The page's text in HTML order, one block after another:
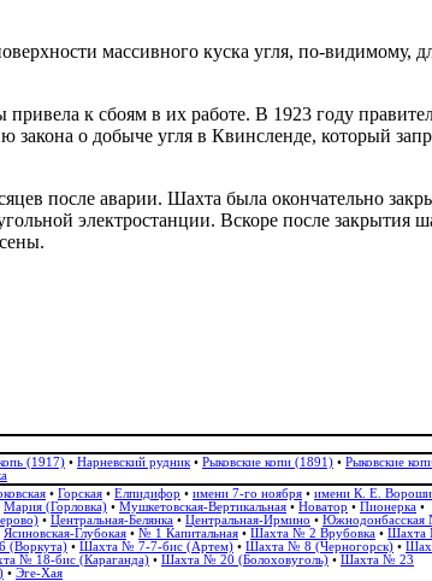
массивного куска угля, по-видимому,
к сбоям в их работе. В 1923 году
о добыче угля в Квинсленде, который
после аварии. Шахта была окончательно
электростанции. Вскоре после закрытия
(1917) • Нарневский рудник • Рыковские копи (1891) • Рыковские
• Горская • Елпидифор • имени 7-го ноября • имени К. Е.
Мария (Горловка) • Мушкетовская-Вертикальная • Новатор • Пионерка •
• Центральная-Белянка • Центральная-Ирмино • Южнодонбасская
Ясиновская-Глубокая • № 1 Капитальная • Шахта № 2 Врубовка • Шахта
(Воркута) • Шахта № 7-7-бис (Артем) • Шахта № 8 (Черногорск) •
№ 18-бис (Караганда) • Шахта № 20 (Болоховуголь)‎ • Шахта № 23
• Эге-Хая